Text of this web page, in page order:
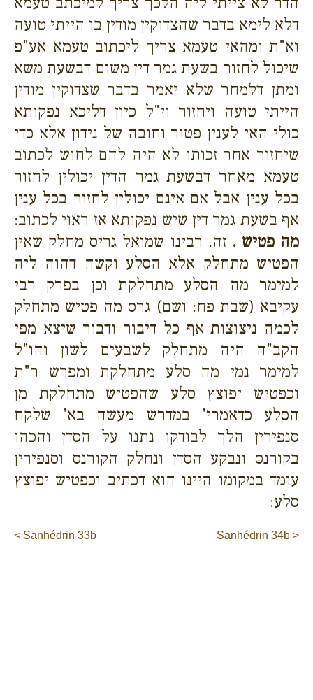
דלא לימא בדבר שהצדוקין מודין בו הייתי טועה
וא"ת ומהאי טעמא צריך ליכתוב טעמא אע"פ
שיכול לחזור בשעת גמר דין משום דבשעת משא
ומתן דלמחר שלא יאמר בדבר שצדוקין מודין
הייתי טועה ויחזור וי"ל כיון דליכא נפקותא
כולי האי לענין פטור וחובה של נידון אלא כדי
שיחזור אחר זכותו לא היה להם לחוש לכתוב
טעמא מאחר דבשעת גמר הדין יכולין לחזור
בכל ענין אבל אם אינם יכולין לחזור בכל ענין
אף בשעת גמר דין שיש נפקותא אז ראוי לכתוב:
מה פטיש . זה. רבינו שמואל גריס מחלק שאין
הפטיש מתחלק אלא הסלע וקשה דהוה ליה
למימר מה הסלע מתחלקת וכן בפרק רבי
עקיבא (שבת פח: ושם) גרס מה פטיש מתחלק
לכמה ניצוצות אף כל דיבור ודבור שיצא מפי
הקב"ה היה מתחלק לשבעים לשון והו"ל
למימר נמי מה סלע מתחלקת ומפרש ר"ת
וכפטיש יפוצץ סלע שהפטיש מתחלקת מן
הסלע כדאמרי' במדרש מעשה בא' שלקח
סנפירין הלך לבודקו נתנו על הסדן והכהו
בקורנס ונבקע הסדן ונחלק הקורנס וסנפירין
עומד במקומו היינו הוא דכתיב וכפטיש יפוצץ
סלע:
< Sanhédrin 33b Sanhédrin 34b >